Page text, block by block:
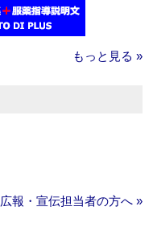
もっと見る »
広報・宣伝担当者の方へ »